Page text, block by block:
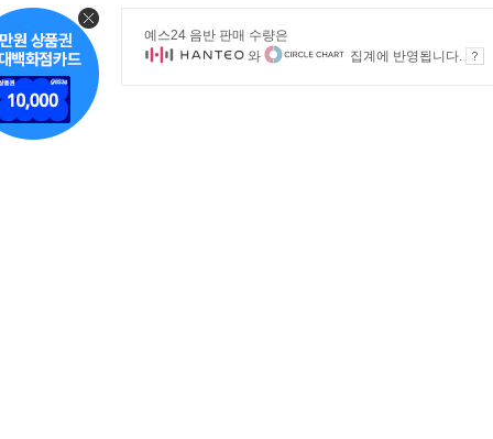
예스24 음반 판매 수량은
와
집계에 반영됩니다.